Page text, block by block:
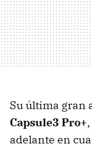
Su última gran
Capsule3 Pro+
adelante en